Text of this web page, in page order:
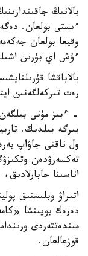
بالانىڭ
ءىستى بولعان.
وقيعا بولعان
ءۇش اي بۇرىن اشىلعان. قازىر
بالاباقشا
رەت تىركەلگەنىن
- ءبىز مۇنى
بىرگە بىلدىك.
ول ناقتى جاۋاپ
تەكسەرۋدەن
اناسىنا
اتىراۋ وبلىستىق
دەرەك بويىنشا
مىندەتتەردى
قوزعالعان.